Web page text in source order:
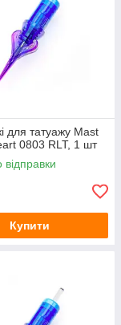
для татуажу Mast
0803 RLT, 1 шт
відправки
Купити